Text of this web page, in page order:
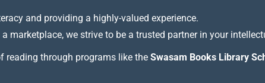
and providing a highly-valued experience.
marketplace, we strive to be a trusted partner in your
reading through programs like the Swasam Books Library